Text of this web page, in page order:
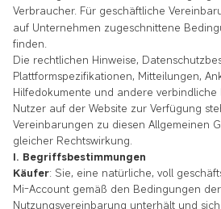
Verbraucher. Für geschäftliche
auf Unternehmen zugeschnittene
finden.
Die rechtlichen Hinweise,
Plattformspezifikationen, Mitteilungen,
Hilfedokumente und andere verbindliche
Nutzer auf der Website zur Verfügung
Vereinbarungen zu diesen Allgemeinen
gleicher Rechtswirkung.
I. Begriffsbestimmungen
Käufer: Sie, eine natürliche, voll
Mi-Account gemäß den Bedingungen
Nutzungsvereinbarung unterhält und